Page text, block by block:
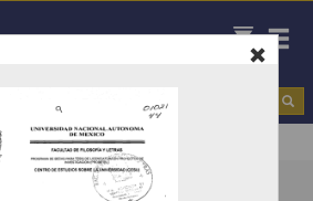
de la UNAM
Todo
la racionalidad y las emociones"